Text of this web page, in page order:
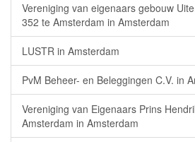
Vereniging van eigenaars gebouw
352 te Amsterdam in Amsterdam
LUSTR in Amsterdam
PvM Beheer- en Beleggingen C.V. in
Vereniging van Eigenaars Prins
Amsterdam in Amsterdam